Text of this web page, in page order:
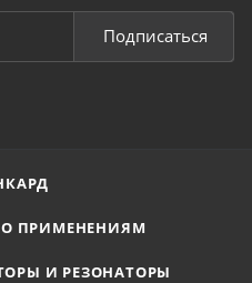
Подписаться
ПРИМЕНЕНИЯМ
И РЕЗОНАТОРЫ